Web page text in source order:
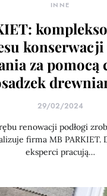
INNE
konserwacji
za pomocą
29/02/2024
renowacji podłogi
firma MB PARKIET.
eksperci pracują…